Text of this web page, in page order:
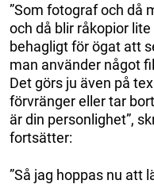
”Som fotograf och då
och då blir råkopior
behagligt för ögat att
man använder något
Det görs ju även på
förvränger eller tar
är din personlighet”,
fortsätter:
”Så jag hoppas nu att